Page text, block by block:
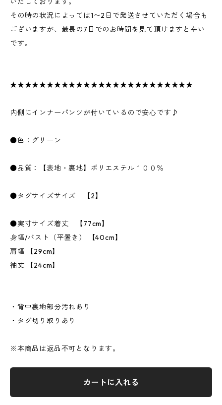
その時の状況によっては1〜2日で発送させていただく場合も
ございますが、最長の7日でのお時間を見て頂けますと幸い
です。
★★★★★★★★★★★★★★★★★★★★★★★★★
内側にインナーパンツが付いているので安心です♪
●色：グリーン
●品質：【表地・裏地】ポリエステル１００％
●タグサイズサイズ 【2】
●実寸サイズ着丈 【77cm】
身幅/バスト（平置き） 【40cm】
肩幅 【29cm】
袖丈 【24cm】
・背中裏地部分汚れあり
・タグ切り取りあり
※本商品は返品不可となります。
カートに入れる